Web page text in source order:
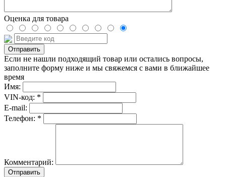
Оценка для товара
Если не нашли подходящий товар или остались вопросы,
заполните форму ниже и мы свяжемся с вами в ближайшее
время
Имя:
VIN-код: *
E-mail:
Телефон: *
Комментарий:
Отправить